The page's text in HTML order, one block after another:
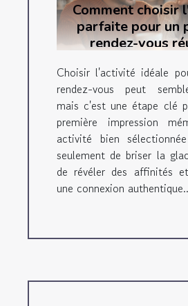
Comment choisir
parfaite pour un
rendez-vous
Choisir l'activité idéale
rendez-vous peut
mais c'est une étape clé
première impression
activité bien
seulement de briser la
de révéler des affinités
une connexion